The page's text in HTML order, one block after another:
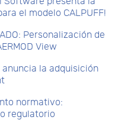
el modelo CALPUFF!
Personalización de
View
la adquisición
normativo:
regulatorio